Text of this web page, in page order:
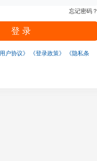
忘记密码？
登 录
用户协议》 《登录政策》
《隐私条